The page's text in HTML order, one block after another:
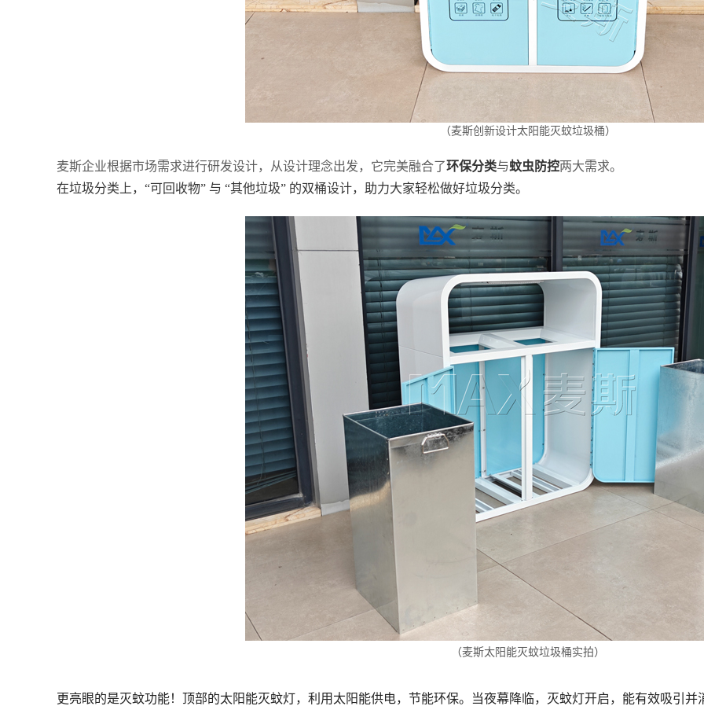
（麦斯创新设计太阳能灭蚊垃圾桶）
麦斯企业根据市场需求进行研发设计，从设计理念出发，它完美融合了环保分类与蚊虫防控两大需求。
在垃圾分类上，“可回收物” 与 “其他垃圾” 的双桶设计，助力大家轻松做好垃圾分类。
（麦斯太阳能灭蚊垃圾桶实拍）
更亮眼的是灭蚊功能！顶部的太阳能灭蚊灯，利用太阳能供电，节能环保。当夜幕降临，灭蚊灯开启，能有效吸引